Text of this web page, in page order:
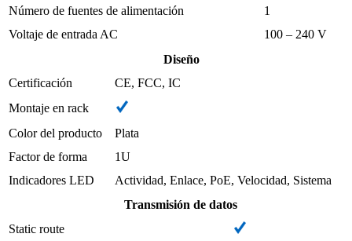
Número de fuentes de alimentación
1
Voltaje de entrada AC
100 – 240 V
Diseño
Certificación
CE, FCC, IC
Montaje en rack
Color del producto
Plata
Factor de forma
1U
Indicadores LED
Actividad, Enlace, PoE, Velocidad, Sistema
Transmisión de datos
Static route